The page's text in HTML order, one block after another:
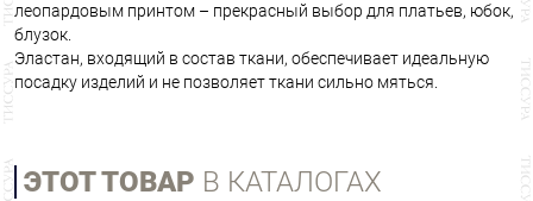
леопардовым принтом – прекрасный выбор для платьев, юбок,
блузок.
Эластан, входящий в состав ткани, обеспечивает идеальную
посадку изделий и не позволяет ткани сильно мяться.
ЭТОТ ТОВАР В КАТАЛОГАХ